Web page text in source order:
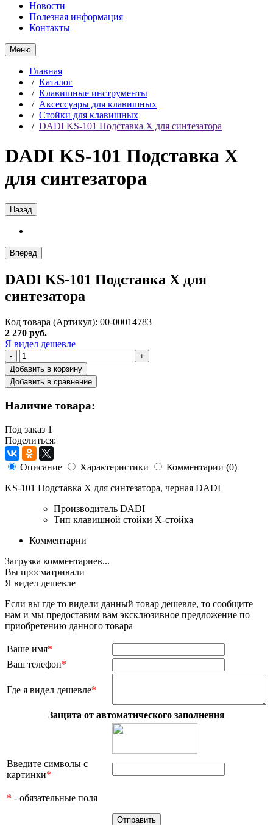
Новости
Полезная информация
Контакты
Меню
Главная
/ Каталог
/ Клавишные инструменты
/ Аксессуары для клавишных
/ Стойки для клавишных
/ DADI KS-101 Подставка X для синтезатора
DADI KS-101 Подставка X
для синтезатора
Назад
Вперед
DADI KS-101 Подставка X для
синтезатора
Код товара (Артикул): 00-00014783
2 270 руб.
Я видел дешевле
-
+
Добавить в корзину
Добавить в сравнение
Наличие товара:
Под заказ 1
Поделиться:
Описание Характеристики
Комментарии (0)
KS-101 Подставка X для синтезатора, черная DADI
Производитель DADI
Тип клавишной стойки Х-стойка
Комментарии
Загрузка комментариев...
Вы просматривали
Я видел дешевле
Если вы где то видели данный товар дешевле, то сообщите
нам и мы предоставим вам эксклюзивное предложение по
приобретению данного товара
Ваше имя*
Ваш телефон*
Где я видел дешевле*
Защита от автоматического заполнения
Введите символы с
картинки*
* - обязательные поля